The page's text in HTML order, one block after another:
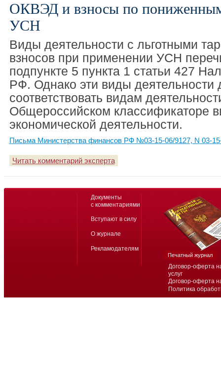
ОКВЭД и взносы по
УСН
Виды деятельности с льготными
взносов при применении УСН
подпункте 5 пункта 1 статьи 427
РФ. Однако эти виды
соответствовать видам
Общероссийском классификаторе
экономической деятельности.
Письма Министерства финансов РФ №03-15-06/9127, N 03-
Читать комментарий эксперта
Договор-оферта
услуг
Договор-оферта
Политика
Документы
с комментариями
Вступают в силу
О журнале
Рекламодателям
Печатный журнал